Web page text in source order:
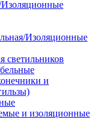
Изоляционные
Изоляционные
светильников
и
и изоляционные